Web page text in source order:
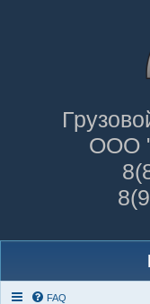
ООО
FAQ